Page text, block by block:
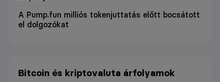
A Pump.fun milliós tokenjuttatás előtt bocsátott
el dolgozókat
Bitcoin és kriptovaluta árfolyamok